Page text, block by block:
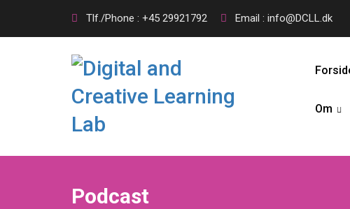
Tlf./Phone : +45 29921792 Email : info@DCLL.dk
Om
Podcast